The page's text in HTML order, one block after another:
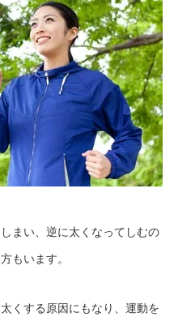
まい、逆に太くなってしむの
もいます。
くする原因にもなり、運動を